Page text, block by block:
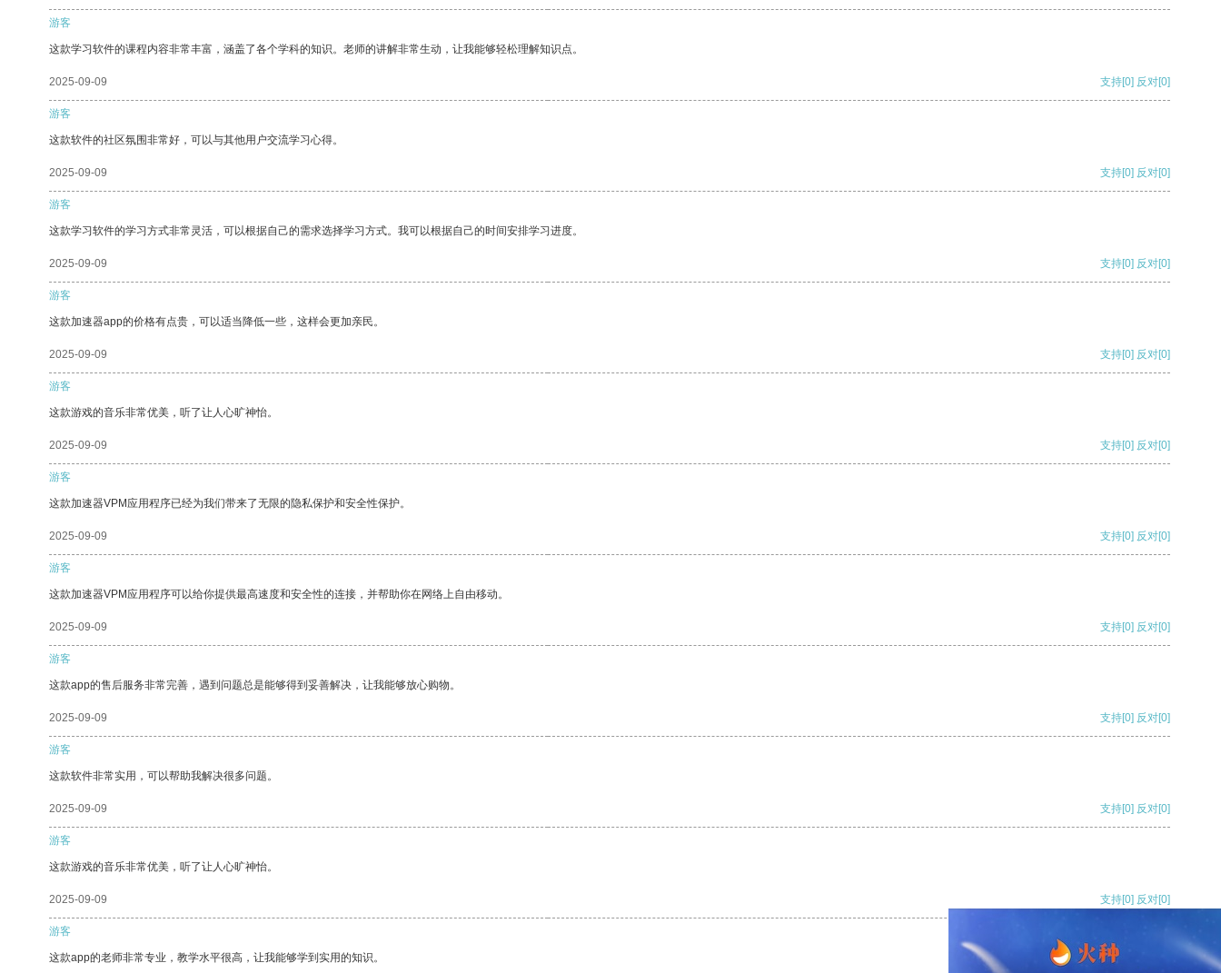
游客
这款学习软件的课程内容非常丰富，涵盖了各个学科的知识。老师的讲解非常生动，让我能够轻松理解知识点。
2025-09-09 支持[0] 反对[0]
游客
这款软件的社区氛围非常好，可以与其他用户交流学习心得。
2025-09-09 支持[0] 反对[0]
游客
这款学习软件的学习方式非常灵活，可以根据自己的需求选择学习方式。我可以根据自己的时间安排学习进度。
2025-09-09 支持[0] 反对[0]
游客
这款加速器app的价格有点贵，可以适当降低一些，这样会更加亲民。
2025-09-09 支持[0] 反对[0]
游客
这款游戏的音乐非常优美，听了让人心旷神怡。
2025-09-09 支持[0] 反对[0]
游客
这款加速器VPM应用程序已经为我们带来了无限的隐私保护和安全性保护。
2025-09-09 支持[0] 反对[0]
游客
这款加速器VPM应用程序可以给你提供最高速度和安全性的连接，并帮助你在网络上自由移动。
2025-09-09 支持[0] 反对[0]
游客
这款app的售后服务非常完善，遇到问题总是能够得到妥善解决，让我能够放心购物。
2025-09-09 支持[0] 反对[0]
游客
这款软件非常实用，可以帮助我解决很多问题。
2025-09-09 支持[0] 反对[0]
游客
这款游戏的音乐非常优美，听了让人心旷神怡。
2025-09-09 支持[0] 反对[0]
游客
这款app的老师非常专业，教学水平很高，让我能够学到实用的知识。